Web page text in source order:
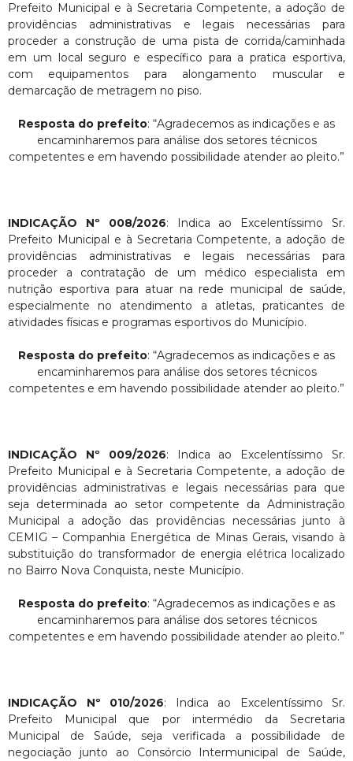
Prefeito Municipal e à Secretaria Competente, a adoção de
providências administrativas e legais necessárias para
proceder a construção de uma pista de corrida/caminhada
em um local seguro e específico para a pratica esportiva,
com equipamentos para alongamento muscular e
demarcação de metragem no piso.
Resposta do prefeito: “Agradecemos as indicações e as
encaminharemos para análise dos setores técnicos
competentes e em havendo possibilidade atender ao pleito.”
INDICAÇÃO Nº 008/2026: Indica ao Excelentíssimo Sr.
Prefeito Municipal e à Secretaria Competente, a adoção de
providências administrativas e legais necessárias para
proceder a contratação de um médico especialista em
nutrição esportiva para atuar na rede municipal de saúde,
especialmente no atendimento a atletas, praticantes de
atividades físicas e programas esportivos do Município.
Resposta do prefeito: “Agradecemos as indicações e as
encaminharemos para análise dos setores técnicos
competentes e em havendo possibilidade atender ao pleito.”
INDICAÇÃO Nº 009/2026: Indica ao Excelentíssimo Sr.
Prefeito Municipal e à Secretaria Competente, a adoção de
providências administrativas e legais necessárias para que
seja determinada ao setor competente da Administração
Municipal a adoção das providências necessárias junto à
CEMIG – Companhia Energética de Minas Gerais, visando à
substituição do transformador de energia elétrica localizado
no Bairro Nova Conquista, neste Município.
Resposta do prefeito: “Agradecemos as indicações e as
encaminharemos para análise dos setores técnicos
competentes e em havendo possibilidade atender ao pleito.”
INDICAÇÃO Nº 010/2026: Indica ao Excelentíssimo Sr.
Prefeito Municipal que por intermédio da Secretaria
Municipal de Saúde, seja verificada a possibilidade de
negociação junto ao Consórcio Intermunicipal de Saúde,